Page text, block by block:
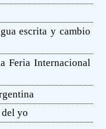
escrita y cambio
Feria Internacional
yo